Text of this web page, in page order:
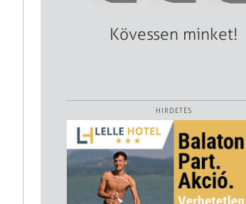
Kövessen minket!
HIRDETÉS